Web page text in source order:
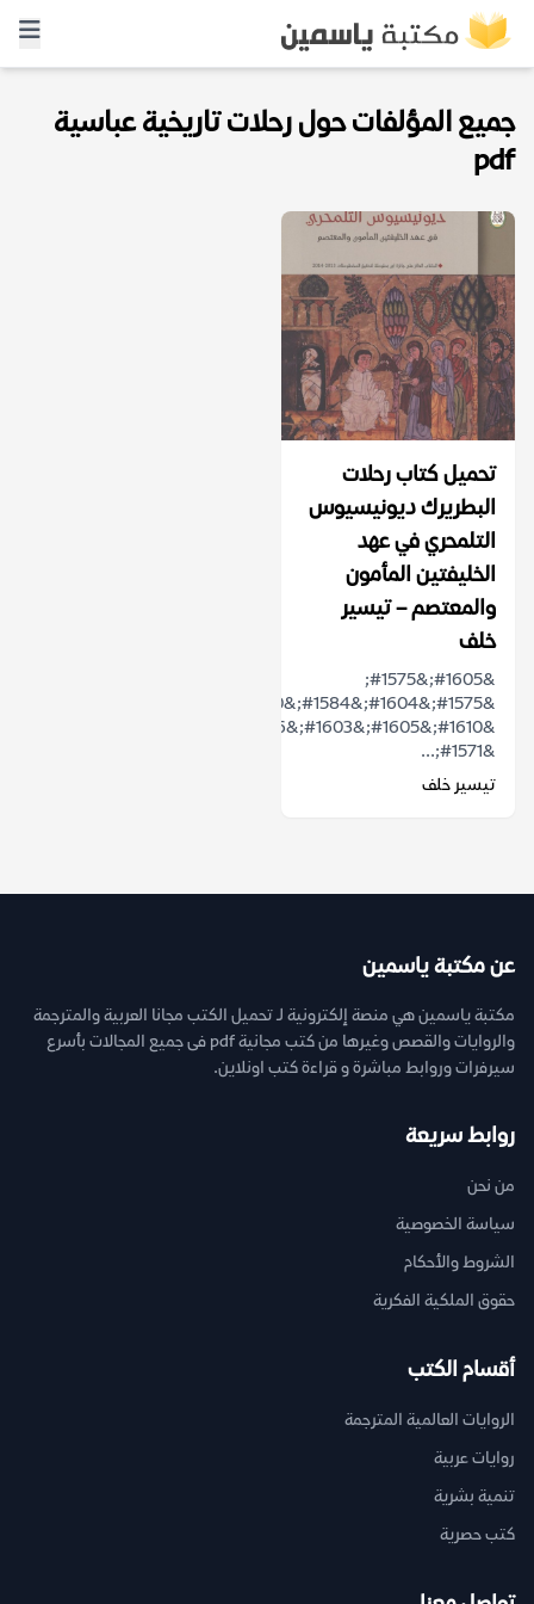
جميع المؤلفات حول رحلات تاريخية عباسية
pdf
تحميل كتاب رحلات
البطريرك ديونيسيوس
التلمحري في عهد
الخليفتين المأمون
والمعتصم – تيسير
خلف
&#1605;&#1575;
&#1571;...
تيسير خلف
عن مكتبة ياسمين
مكتبة ياسمين هي منصة إلكترونية لـ تحميل الكتب مجانا العربية والمترجمة
والروايات والقصص وغيرها من كتب مجانية pdf فى جميع المجالات بأسرع
سيرفرات وروابط مباشرة و قراءة كتب اونلاين.
روابط سريعة
من نحن
سياسة الخصوصية
الشروط والأحكام
حقوق الملكية الفكرية
أقسام الكتب
الروايات العالمية المترجمة
روايات عربية
تنمية بشرية
كتب حصرية